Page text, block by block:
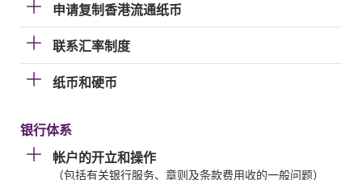
申请复制香港流通纸币
联系汇率制度
纸币和硬币
银行体系
帐户的开立和操作
（包括有关银行服务、章则及条款费用收的一般问题）